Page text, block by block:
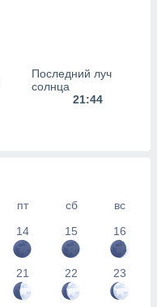
Последний луч
солнца
21:44
пт сб
вс
14 15 16
21 22 23